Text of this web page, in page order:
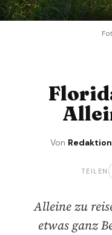
Von Redaktion
TEILEN
Alleine zu
etwas ganz